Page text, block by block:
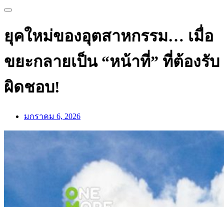
ยุคใหม่ของอุตสาหกรรม… เมื่อ
ขยะกลายเป็น “หน้าที่” ที่ต้องรับ
ผิดชอบ!
มกราคม 6, 2026